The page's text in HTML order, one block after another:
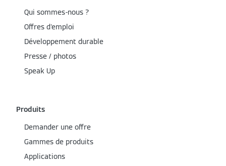
Qui sommes-nous ?
Offres d'emploi
Développement durable
Presse / photos
Speak Up
Produits
Demander une offre
Gammes de produits
Applications